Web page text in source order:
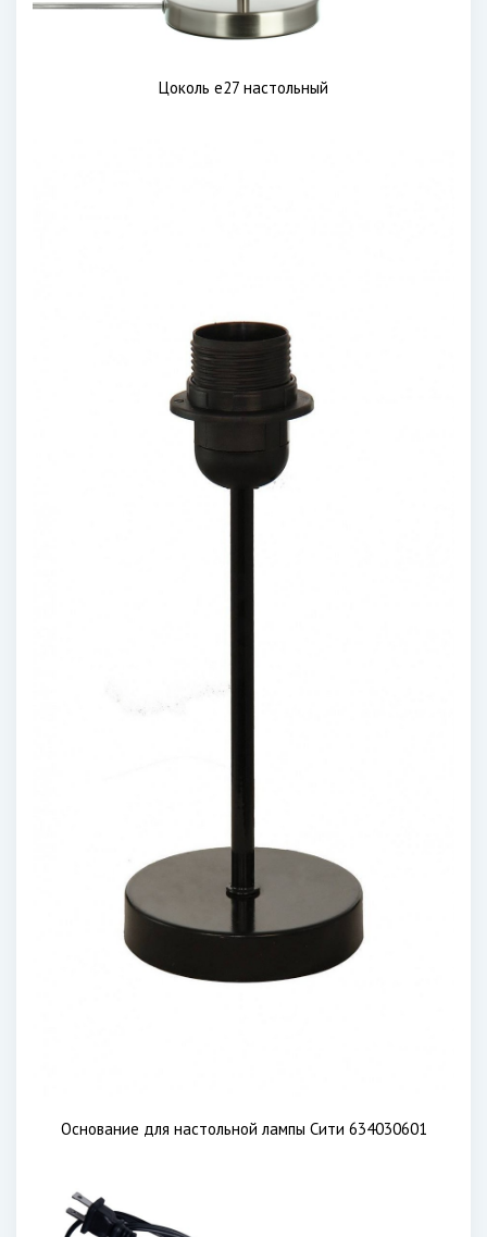
Цоколь е27 настольный
Основание для настольной лампы Сити 634030601